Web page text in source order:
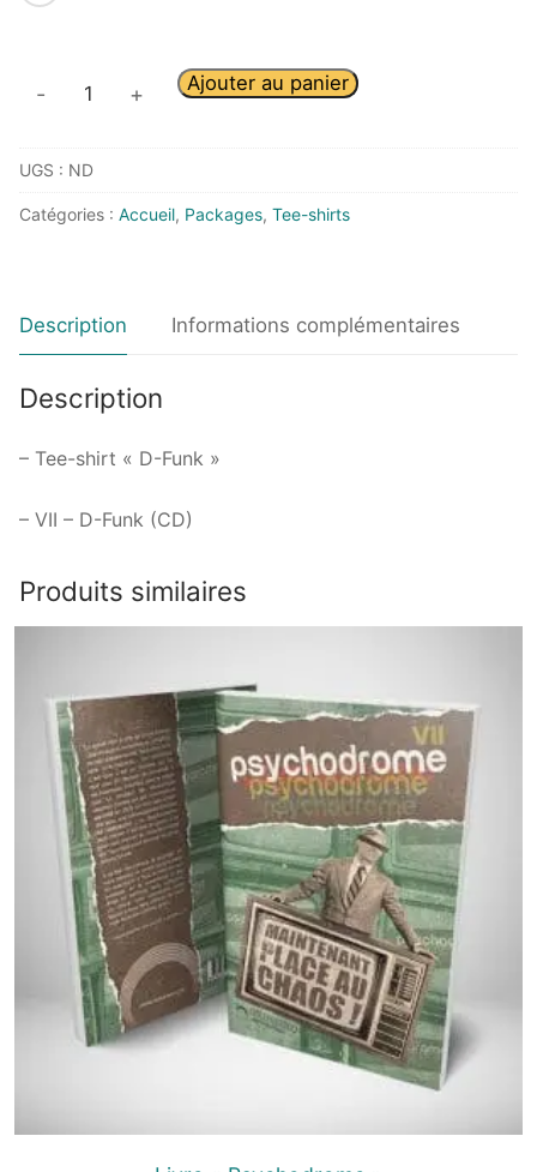
- + Ajouter au panier
UGS : ND
Catégories : Accueil, Packages, Tee-shirts
Description Informations complémentaires
Description
– Tee-shirt « D-Funk »
– VII – D-Funk (CD)
Produits similaires